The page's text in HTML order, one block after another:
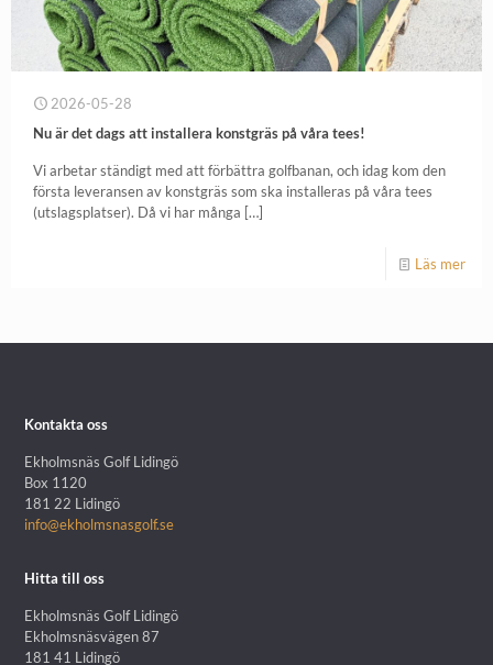
2026-05-28
Nu är det dags att installera konstgräs på våra tees!
Vi arbetar ständigt med att förbättra golfbanan, och idag kom den
första leveransen av konstgräs som ska installeras på våra tees
(utslagsplatser). Då vi har många […]
Läs mer
Kontakta oss
Ekholmsnäs Golf Lidingö
Box 1120
181 22 Lidingö
info@ekholmsnasgolf.se
Hitta till oss
Ekholmsnäs Golf Lidingö
Ekholmsnäsvägen 87
181 41 Lidingö